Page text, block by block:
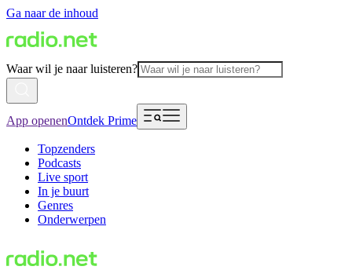
Ga naar de inhoud
Waar wil je naar luisteren?
App openenOntdek Prime
Topzenders
Podcasts
Live sport
In je buurt
Genres
Onderwerpen